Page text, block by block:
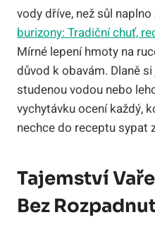
vody dříve, než sůl
burizony: Tradiční chuť,
Mírné lepení hmoty na
důvod k obavám. Dlaně
studenou vodou nebo
vychytávku ocení každý,
nechce do receptu sypat
Tajemství
Bez